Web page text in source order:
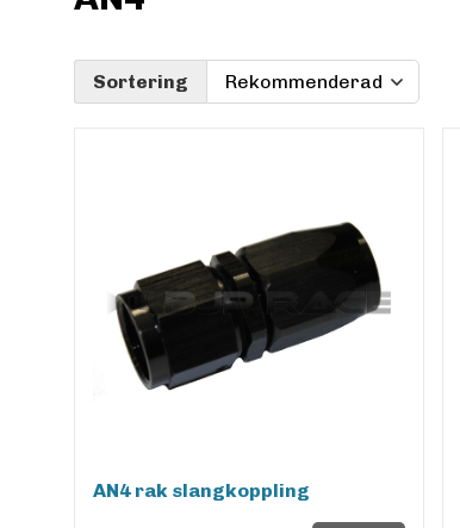
Sortering
AN4 rak slangkoppling